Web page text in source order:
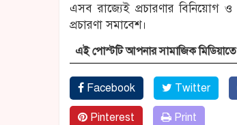
এসব রাজ্যেই প্রচারণার বিনিয়োগ
প্রচারণা সমাবেশ।
এই পোস্টটি আপনার সামাজিক
Facebook Twitter
Pinterest Print